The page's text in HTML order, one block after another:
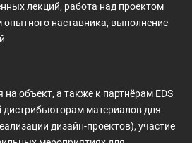
лекций, работа над проектом
опытного наставника, выполнение
объект, а также к партнёрам EDS
дистрибьюторам материалов для
дизайн-проектов), участие